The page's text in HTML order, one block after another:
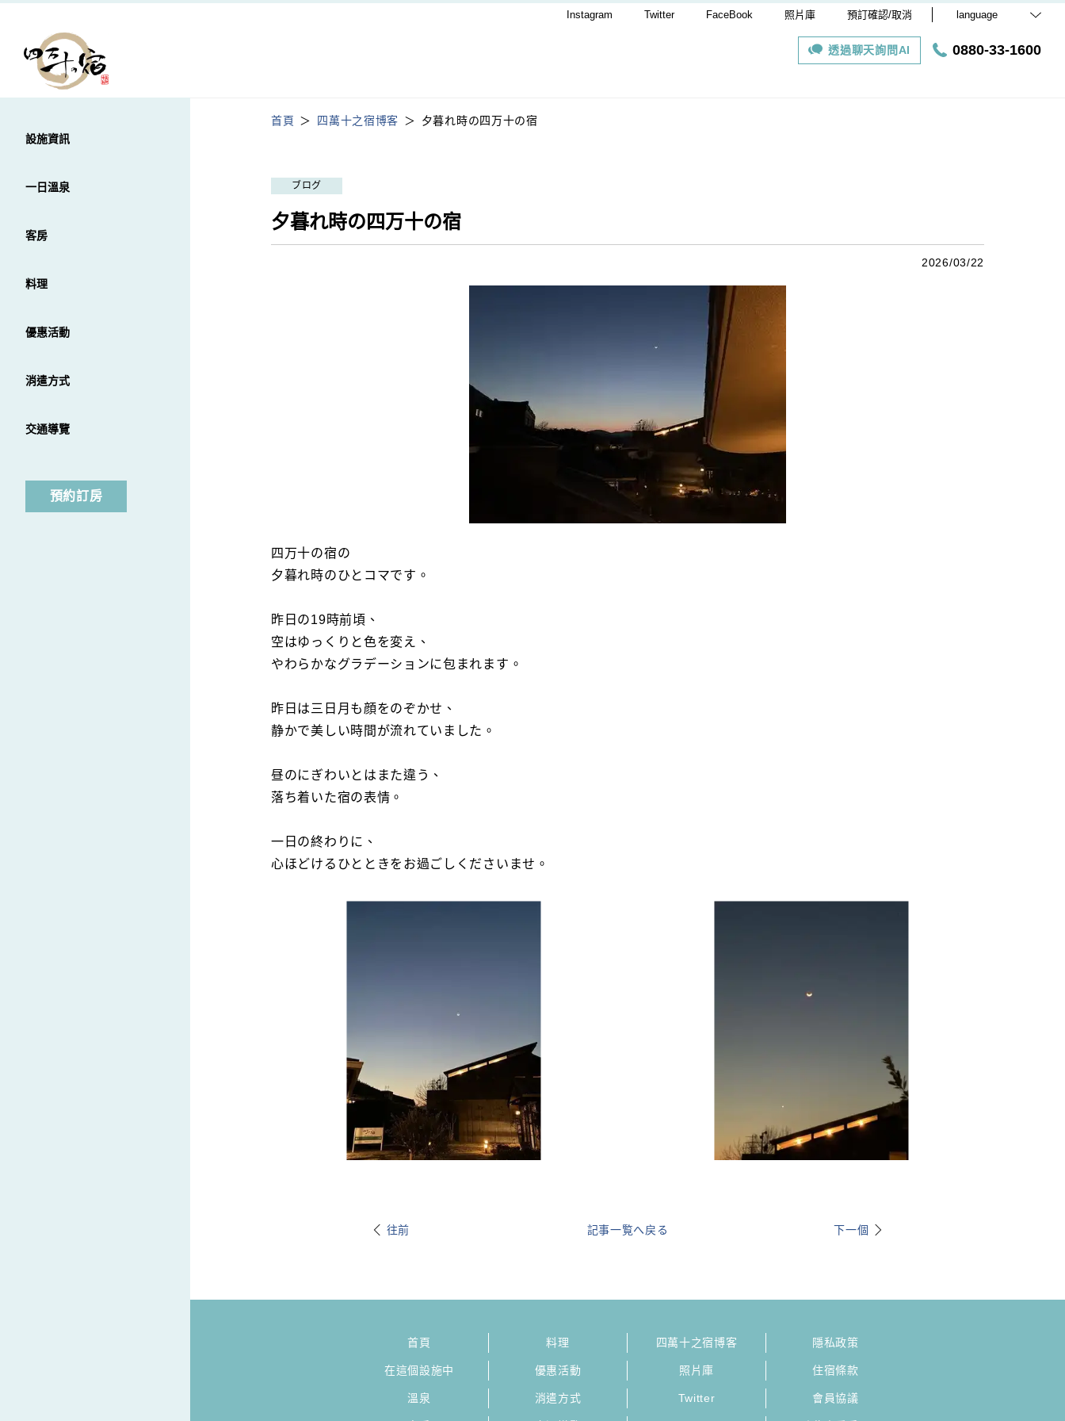
Instagram Twitter FaceBook 照片庫 預訂確認/取消 language
透過聊天詢問AI 0880-33-1600
設施資訊
一日溫泉
客房
料理
優惠活動
消遣方式
交通導覽
預約訂房
首頁 四萬十之宿博客 夕暮れ時の四万十の宿
ブログ
夕暮れ時の四万十の宿
2026/03/22
四万十の宿の
夕暮れ時のひとコマです。
昨日の19時前頃、
空はゆっくりと色を変え、
やわらかなグラデーションに包まれます。
昨日は三日月も顔をのぞかせ、
静かで美しい時間が流れていました。
昼のにぎわいとはまた違う、
落ち着いた宿の表情。
一日の終わりに、
心ほどけるひとときをお過ごしくださいませ。
往前 記事一覧へ戻る 下一個
首頁
在這個設施中
溫泉
料理
優惠活動
消遣方式
四萬十之宿博客
照片庫
Twitter
隱私政策
住宿條款
會員協議